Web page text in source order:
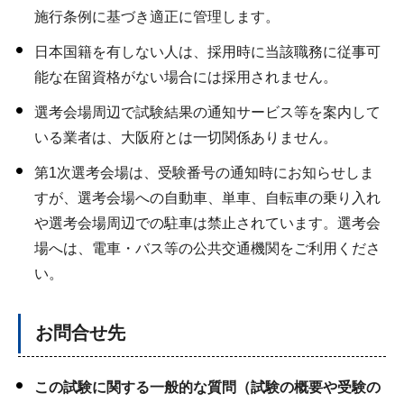
施行条例に基づき適正に管理します。
日本国籍を有しない人は、採用時に当該職務に従事可
能な在留資格がない場合には採用されません。
選考会場周辺で試験結果の通知サービス等を案内して
いる業者は、大阪府とは一切関係ありません。
第1次選考会場は、受験番号の通知時にお知らせしま
すが、選考会場への自動車、単車、自転車の乗り入れ
や選考会場周辺での駐車は禁止されています。選考会
場へは、電車・バス等の公共交通機関をご利用くださ
い。
お問合せ先
この試験に関する一般的な質問（試験の概要や受験の